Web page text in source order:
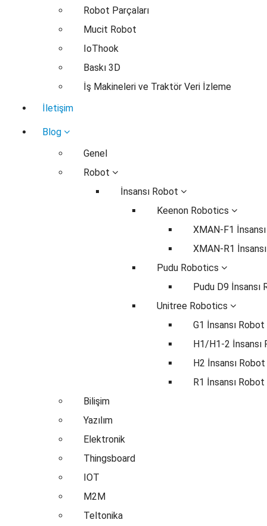
Robot Parçaları
Mucit Robot
IoThook
Baskı 3D
İş Makineleri ve Traktör Veri İzleme
İletişim
Blog
Genel
Robot
İnsansı Robot
Keenon Robotics
XMAN-F1
XMAN-R1
Pudu Robotics
Pudu D9 İnsansı
Unitree Robotics
G1 İnsansı Robot
H1/H1-2 İnsansı
H2 İnsansı Robot
R1 İnsansı Robot
Bilişim
Yazılım
Elektronik
Thingsboard
IOT
M2M
Teltonika